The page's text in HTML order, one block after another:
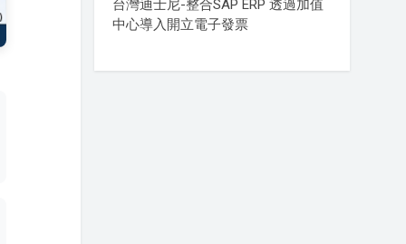
台灣迪士尼-整合SAP ERP 透過加值
中心導入開立電子發票